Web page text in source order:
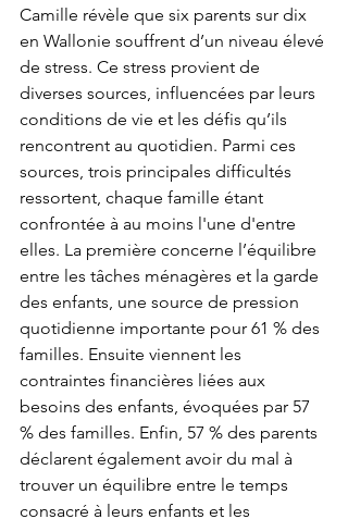
Camille révèle que six parents sur dix
en Wallonie souffrent d’un niveau élevé
de stress. Ce stress provient de
diverses sources, influencées par leurs
conditions de vie et les défis qu’ils
rencontrent au quotidien. Parmi ces
sources, trois principales difficultés
ressortent, chaque famille étant
confrontée à au moins l'une d'entre
elles. La première concerne l’équilibre
entre les tâches ménagères et la garde
des enfants, une source de pression
quotidienne importante pour 61 % des
familles. Ensuite viennent les
contraintes financières liées aux
besoins des enfants, évoquées par 57
% des familles. Enfin, 57 % des parents
déclarent également avoir du mal à
trouver un équilibre entre le temps
consacré à leurs enfants et les